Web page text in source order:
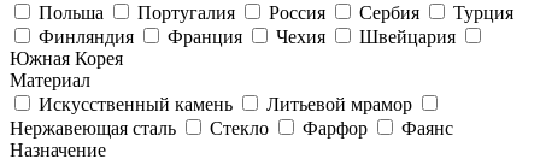
Польша
Португалия Россия Сербия
Турция
Финляндия
Франция Чехия
Швейцария
Южная Корея
Материал
Искусственный камень
Литьевой мрамор
Нержавеющая сталь
Стекло Фарфор
Фаянс
Назначение